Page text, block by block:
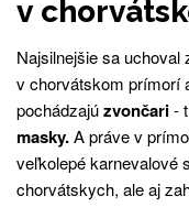
v
Najsilnejšie sa
v chorvátskom prímorí
pochádzajúzvončari-
masky.A práve v
veľkolepé karnevalové
chorvátskych, ale aj